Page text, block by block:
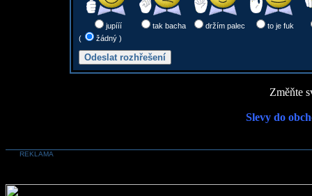
jupííí tak bacha držím palec
to je fuk
(
žádný )
Změňte
Slevy do
REKLAMA